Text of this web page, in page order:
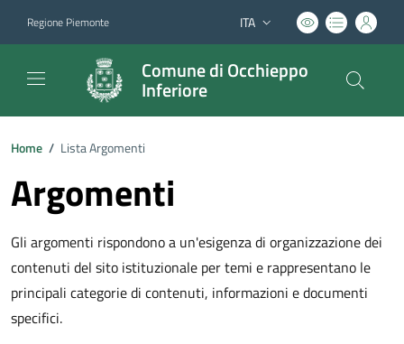
Regione Piemonte Lingua attiva:
ITA
Comune di Occhieppo
Inferiore
Home / Lista Argomenti
Argomenti
Gli argomenti rispondono a un'esigenza di organizzazione dei
contenuti del sito istituzionale per temi e rappresentano le
principali categorie di contenuti, informazioni e documenti
specifici.